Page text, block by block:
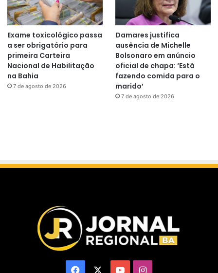
Exame toxicológico passa
a ser obrigatório para
primeira Carteira
Nacional de Habilitação
na Bahia
7 de agosto de 2026
Damares justifica
ausência de Michelle
Bolsonaro em anúncio
oficial de chapa: ‘Está
fazendo comida para o
marido’
7 de agosto de 2026
Facebook YouTubeInstagram